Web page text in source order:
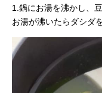
1.鍋にお湯を沸かし、
お湯が沸いたらダシダ